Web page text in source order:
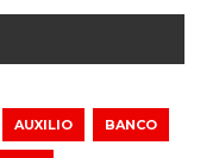
AUXILIO BANCO